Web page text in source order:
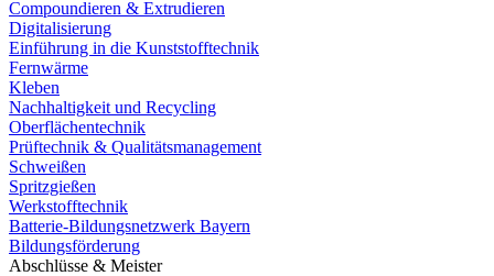
Compoundieren & Extrudieren
Digitalisierung
Einführung in die Kunststofftechnik
Fernwärme
Kleben
Nachhaltigkeit und Recycling
Oberflächentechnik
Prüftechnik & Qualitätsmanagement
Schweißen
Spritzgießen
Werkstofftechnik
Batterie-Bildungsnetzwerk Bayern
Bildungsförderung
Abschlüsse & Meister